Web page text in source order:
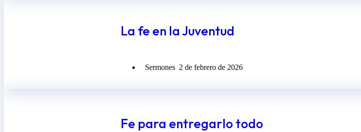
La fe en la Juventud
Sermones 2 de febrero de 2026
Fe para entregarlo todo